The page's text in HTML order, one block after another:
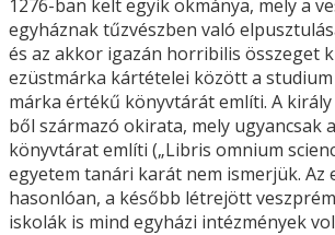
1276-ban kelt egyik okmánya, mely a
egyháznak tűzvészben való
és az akkor igazán horribilis összeget
ezüstmárka kártételei között a
márka értékű könyvtárát említi. A király
ből származó okirata, mely ugyancsak
könyvtárat említi („Libris omnium
egyetem tanári karát nem ismerjük. Az
hasonlóan, a később létrejött
iskolák is mind egyházi intézmények